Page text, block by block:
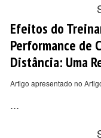
Efeitos do
Performance de
Distância: Uma
Artigo apresentado no
...